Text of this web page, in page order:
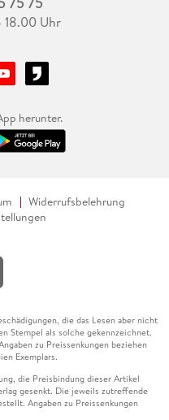
18.00 Uhr
herunter.
Widerrufsbelehrung
die das Lesen aber nicht
Stempel als solche gekennzeichnet.
zu Preissenkungen beziehen
Exemplars.
die Preisbindung dieser Artikel
gesenkt. Die jeweils zutreffende
Angaben zu Preissenkungen